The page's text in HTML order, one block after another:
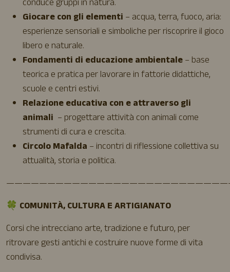
conduce gruppi in natura.
Giocare con gli elementi – acqua, terra, fuoco, aria:
esperienze sensoriali e simboliche per riscoprire il gioco
libero e naturale.
Fondamenti di educazione ambientale– base
teorica e pratica per lavorare in fattorie didattiche,
scuole e centri estivi.
Relazione educativa con e attraverso gli
animali – progettare attività con animali come
strumenti di cura e crescita.
Circolo Mafalda – incontri di riflessione collettiva su
attualità, storia e politica.
🍀 COMUNITÀ, CULTURA E ARTIGIANATO
Corsi che intrecciano arte, tradizione e futuro, per
ritrovare gesti antichi e costruire nuove forme di vita
condivisa.